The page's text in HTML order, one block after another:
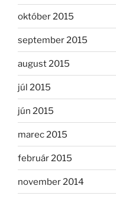
október 2015
september 2015
august 2015
júl 2015
jún 2015
marec 2015
február 2015
november 2014